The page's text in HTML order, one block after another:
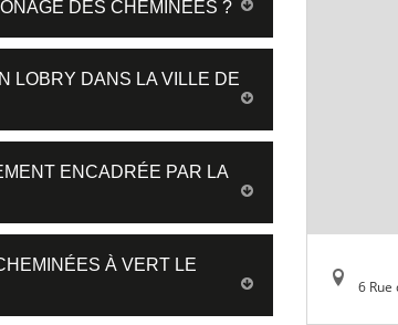
DES CHEMINÉES ?
LOBRY DANS LA VILLE DE
ENCADRÉE PAR LA
À VERT LE
6 Rue